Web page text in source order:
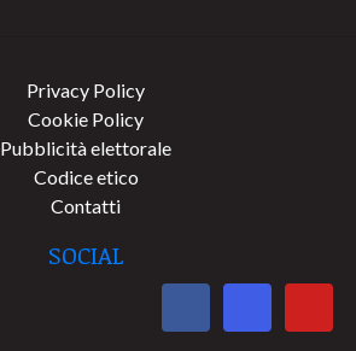
Privacy Policy
Cookie Policy
Pubblicità elettorale
Codice etico
Contatti
SOCIAL